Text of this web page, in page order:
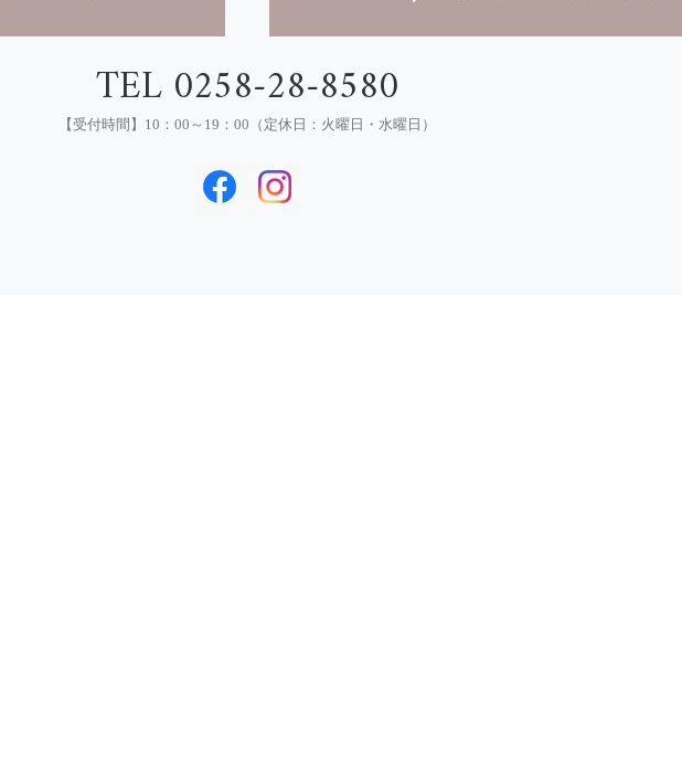
TEL 0258-28-8580
【受付時間】10：00～19：00（定休日：火曜日・水曜日）